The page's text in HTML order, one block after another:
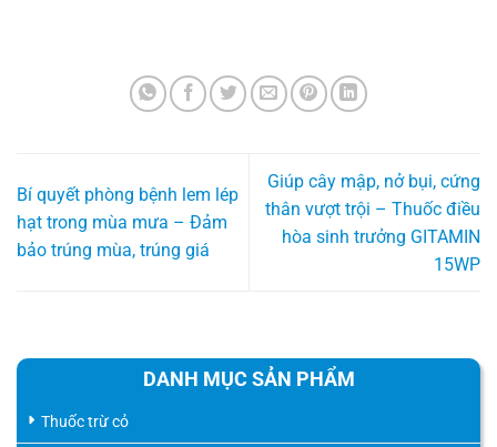
Bí quyết phòng bệnh lem lép
hạt trong mùa mưa – Đảm
bảo trúng mùa, trúng giá
Giúp cây mập, nở bụi, cứng
thân vượt trội – Thuốc điều
hòa sinh trưởng GITAMIN
15WP
DANH MỤC SẢN PHẨM
Thuốc trừ cỏ